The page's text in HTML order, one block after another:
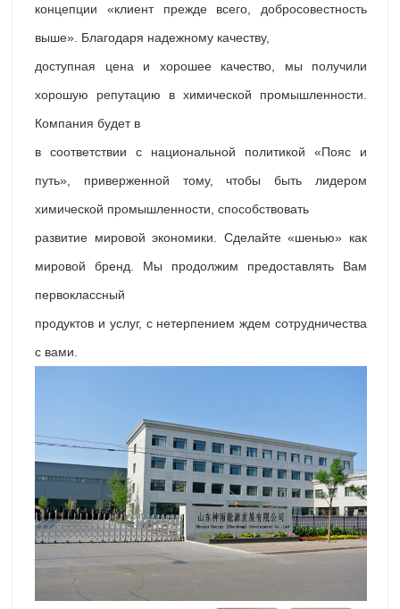
концепции «клиент прежде всего, добросовестность
выше». Благодаря надежному качеству,
доступная цена и хорошее качество, мы получили
хорошую репутацию в химической промышленности.
Компания будет в
в соответствии с национальной политикой «Пояс и
путь», приверженной тому, чтобы быть лидером
химической промышленности, способствовать
развитие мировой экономики. Сделайте «шенью» как
мировой бренд. Мы продолжим предоставлять Вам
первоклассный
продуктов и услуг, с нетерпением ждем сотрудничества
с вами.